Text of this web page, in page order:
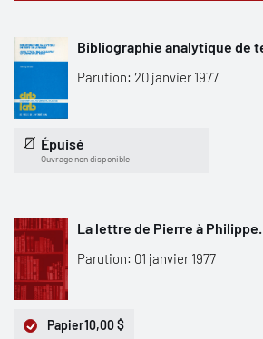
Bibliographie analytique de
Parution: 20 janvier 1977
Épuisé
Ouvrage non disponible
La lettre de Pierre à Philippe.
Parution: 01 janvier 1977
Papier10,00 $